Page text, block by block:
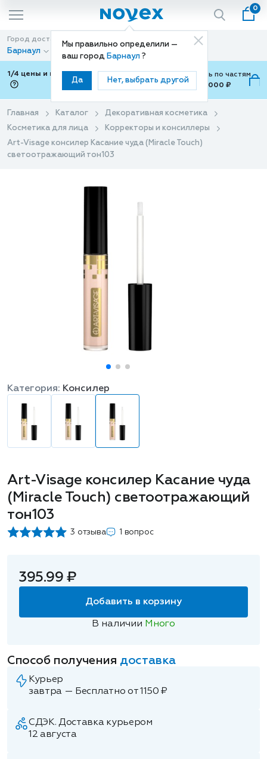
Мы правильно определили —
ваш город Барнаул ?
Да Нет, выбрать другой
0
Город доставки
Барнаул
Способ доставки
Доставка
1/4 цены и покупки ваши с Подели
Можно оплатить по частям
от 700 ₽ до 15,000 ₽
Главная Каталог
Декоративная косметика
Косметика для лица
Корректоры и консиллеры
Art-Visage консилер Касание чуда (Miracle Touch)
светоотражающий тон103
Art-Visage консилер Касание чуда
(Miracle Touch) светоотражающий
тон103
3 отзыва 1 вопрос
Категория: Консилер
395.99 ₽
Добавить в корзину
В наличии Много
Способ получения доставка
Курьер
завтра — Бесплатно от 1150 ₽
СДЭК. Доставка курьером
12 августа